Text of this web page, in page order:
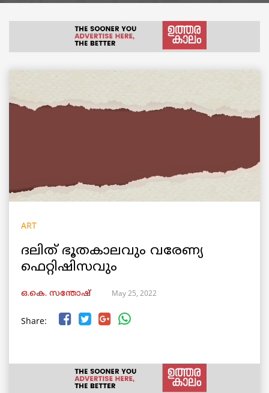
ART
ദലിത് ഭൂതകാലവും വരേണ്യ
ഫെറ്റിഷിസവും
ഒ.കെ. സന്തോഷ് May 25, 2022
Share: